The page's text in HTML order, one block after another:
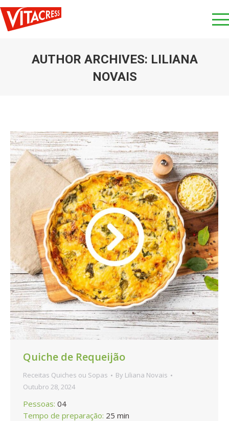
AUTHOR ARCHIVES: LILIANA
NOVAIS
Quiche de Requeijão
Receitas Quiches ou Sopas By Liliana Novais
Outubro 28, 2024
Pessoas: 04
Tempo de preparação: 25 min